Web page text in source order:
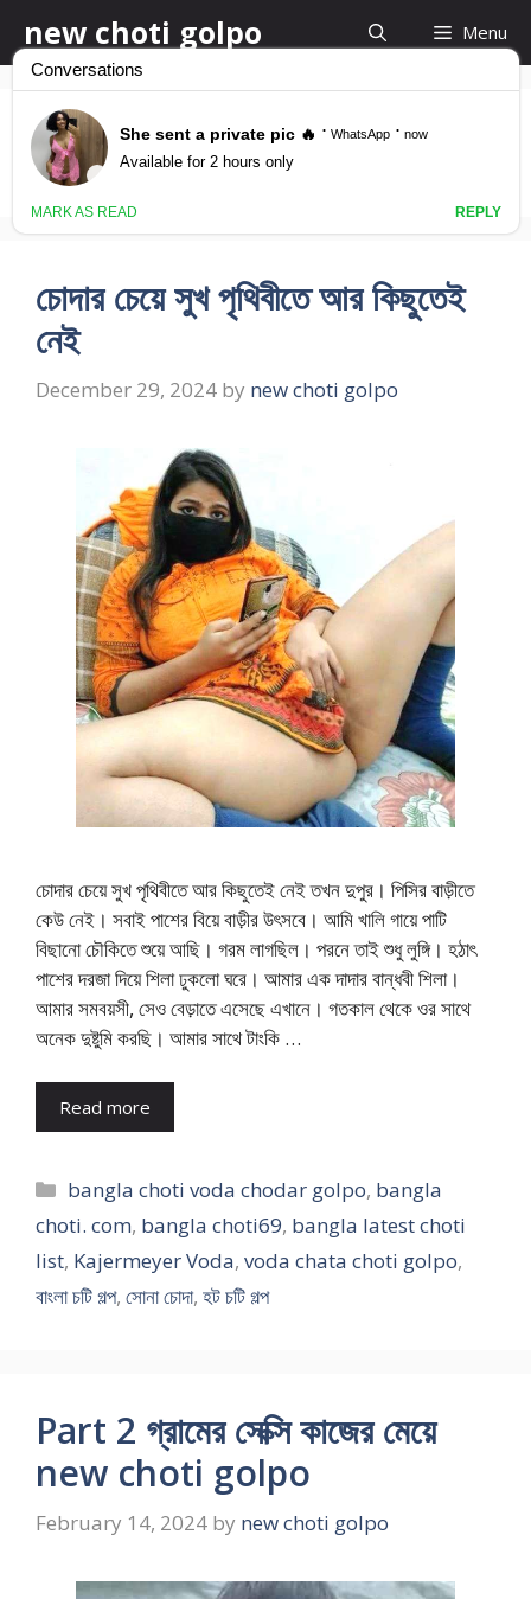
to
content
new choti golpo Menu
Kajermeyer Voda
চোদার চেয়ে সুখ পৃথিবীতে আর কিছুতেই
নেই
December 29, 2024 by new choti golpo
চোদার চেয়ে সুখ পৃথিবীতে আর কিছুতেই নেই তখন দুপুর। পিসির বাড়ীতে
কেউ নেই। সবাই পাশের বিয়ে বাড়ীর উৎসবে। আমি খালি গায়ে পাটি
বিছানো চৌকিতে শুয়ে আছি। গরম লাগছিল। পরনে তাই শুধু লুঙ্গি। হঠাৎ
পাশের দরজা দিয়ে শিলা ঢুকলো ঘরে। আমার এক দাদার বান্ধবী শিলা।
আমার সমবয়সী, সেও বেড়াতে এসেছে এখানে। গতকাল থেকে ওর সাথে
অনেক দুষ্টুমি করছি। আমার সাথে টাংকি …
Read more
Categories
bangla choti voda chodar golpo, bangla
choti. com, bangla choti69, bangla latest choti
list, Kajermeyer Voda, voda chata choti golpo,
বাংলা চটি গল্প, সোনা চোদা, হট চটি গল্প
Part 2 গ্রামের সেক্সি কাজের মেয়ে
new choti golpo
February 14, 2024 by new choti golpo